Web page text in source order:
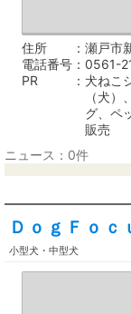
住所
瀬戸市
電話番号
0561-
PR
犬ねこ
（犬
グ、ペ
販売
ニュース：0件
ＤｏｇＦｏｃ
小型犬・中型犬